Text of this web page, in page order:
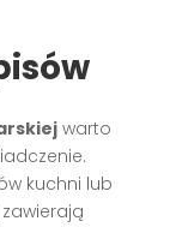
warto
kuchni lub